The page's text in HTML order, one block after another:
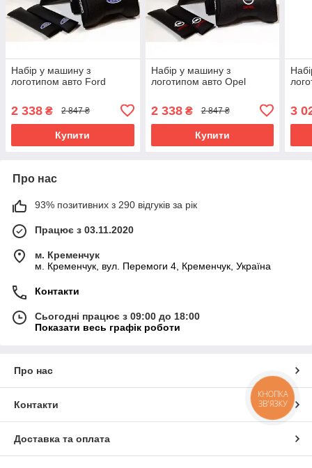
Набір у машину з
логотипом авто Ford
2 338 ₴ 2 847 ₴
Купити
Набір у машину з
логотипом авто Opel
2 338₴ 2 847 ₴
Купити
3
Про нас
93% позитивних з 290 відгуків за рік
Працює з 03.11.2020
м. Кременчук
м. Кременчук, вул. Перемоги 4, Кременчук, Україна
Контакти
Сьогодні працює з 09:00 до 18:00
Показати весь графік роботи
Про нас
Контакти
Доставка та оплата
КНОПКА
ЗВ'ЯЗКУ